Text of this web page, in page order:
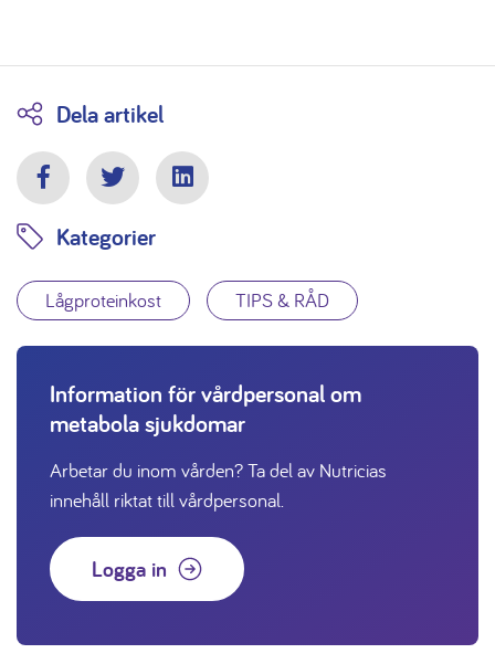
Dela artikel
FacebookTwitter LinkedIn
Kategorier
Lågproteinkost TIPS & RÅD
Information för vårdpersonal om
metabola sjukdomar
Arbetar du inom vården? Ta del av Nutricias
innehåll riktat till vårdpersonal.
Logga in